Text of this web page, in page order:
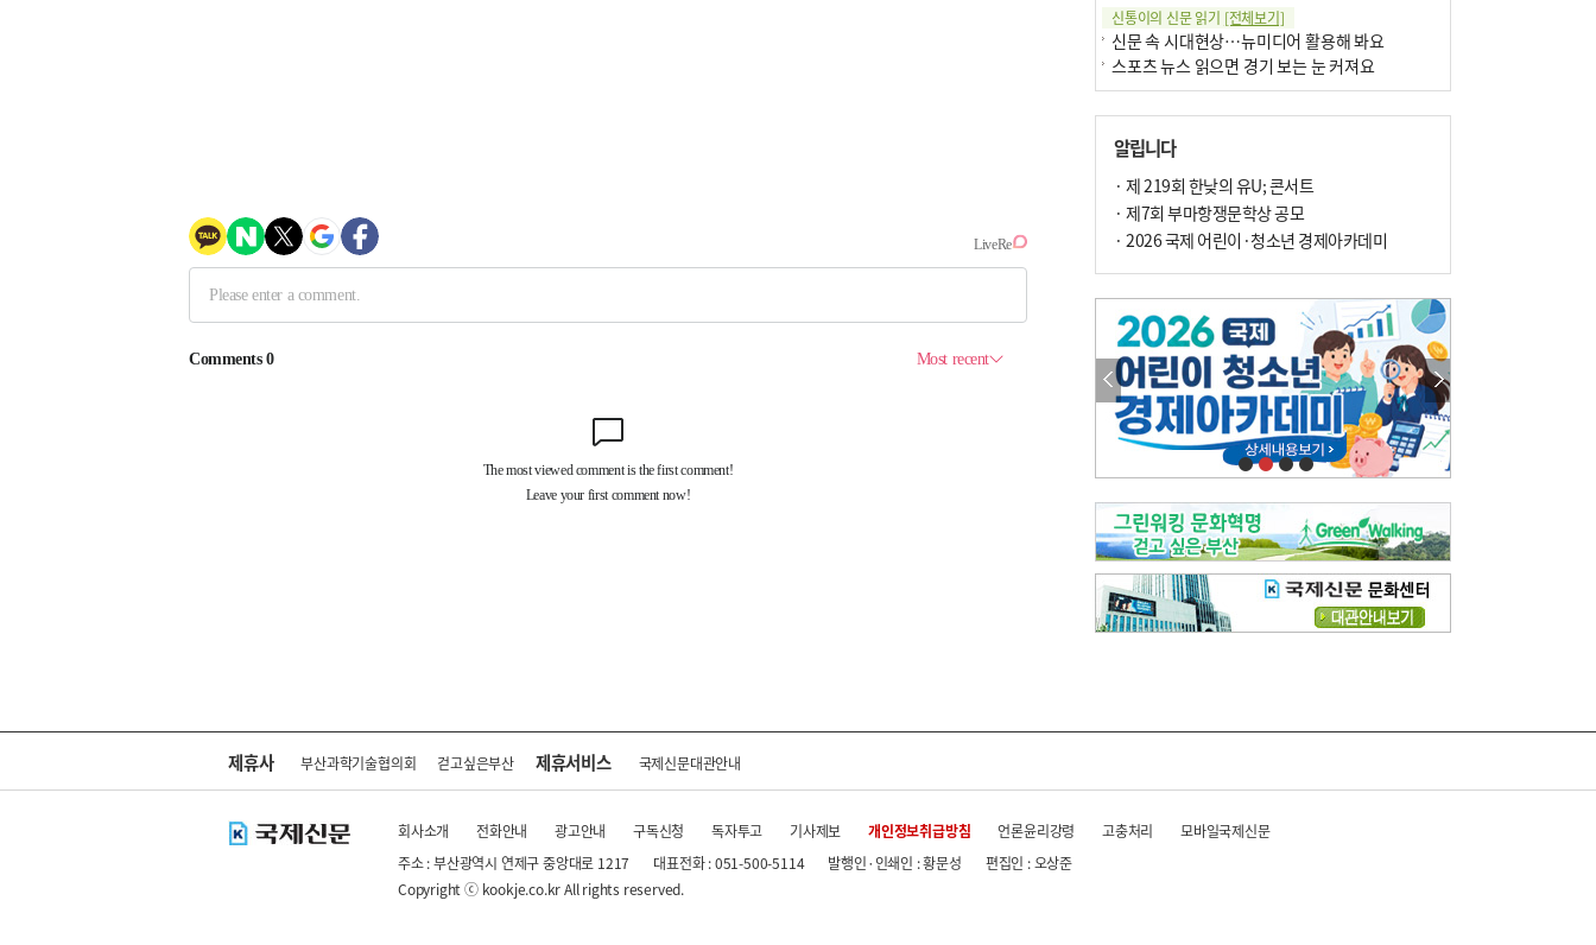
신통이의 신문 읽기 [전체보기]
신문 속 시대현상…뉴미디어 활용해 봐요
스포츠 뉴스 읽으면 경기 보는 눈 커져요
구·군 승진 축하화분 관행 없애자니 소상공인 울상
팩트체크[전체보기]
의령 한우산 털중나리
한 손 뉴스[전체보기]
시민이 개발한 폭염 대응 앱 ‘그늘로’ 길안내 지도 등 인기
골목 맛집 발굴 고메 셀렉션…부산시, 페스티벌 시월 연계
오늘의 날씨-[전체보기]
오늘의 날씨- 2026년 8월 7일
오늘의 날씨- 2026년 8월 6일
우리 결혼해요-[전체보기]
우리 결혼해요- 김홍윤·정세빈 커플
알립니다
· 제 219회 한낮의 유U; 콘서트
· 제7회 부마항쟁문학상 공모
· 2026 국제 어린이·청소년 경제아카데미
제휴사 부산과학기술협의회 걷고싶은부산 제휴서비스 국제신문대관안내
회사소개 전화안내 광고안내 구독신청 독자투고 기사제보 개인정보취급방침 언론윤리강령 고충처리
모바일국제신문
주소 : 부산광역시 연제구 중앙대로 1217
대표전화 : 051-500-5114 발행인·인쇄인 : 황문성
편집인 : 오상준
Copyright ⓒ kookje.co.kr All rights reserved.